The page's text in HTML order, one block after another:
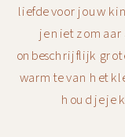
liefde voor jouw
je niet zomaar
onbeschrijflijk
warmte van het
houd je je